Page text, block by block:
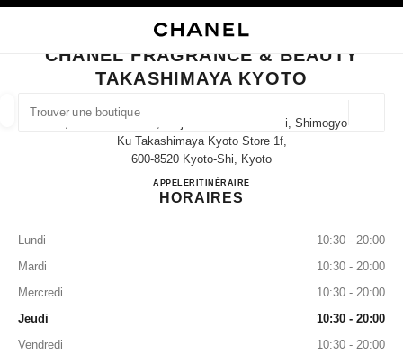
TROUVER UNE BOUTIQUE
Les suggestions sont affichées sous cette barre de recherche
0 suggestions disponibles
FERMER LA FICHE BOUTIQUE CHANEL FRAGRANCE & BEAUTY
CHANEL FRAGRANCE & BEAUTY
TAKASHIMAYA KYOTO
52, Nishiiru Shincho, Shijo-Dori Kawaramachi, Shimogyo-
Ku Takashimaya Kyoto Store 1f,
600-8520 Kyoto-Shi, Kyoto
APPELER075-222-5040
ITINÉRAIRECHANEL FRAGRANCE &
HORAIRES
Lundi
10:30 - 20:00
Mardi
10:30 - 20:00
Mercredi
10:30 - 20:00
Jeudi
10:30 - 20:00
Vendredi
10:30 - 20:00
LUNETTES HORLOGERIE ET JOAILLERIE